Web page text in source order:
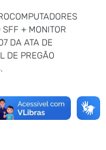
+ MONITOR
DA ATA DE
DE PREGÃO